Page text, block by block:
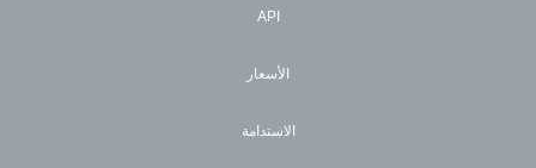
API
الأسعار
الاستدامة